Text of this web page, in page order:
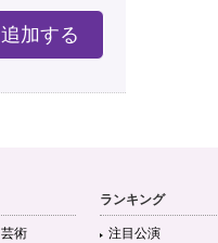
加する
術
ランキング
注目公演